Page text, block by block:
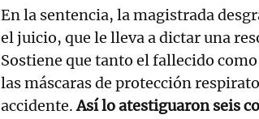
En la sentencia, la magistrada
el juicio, que le lleva a dictar una
Sostiene que tanto el fallecido
las máscaras de protección
accidente.Así lo atestiguaron seis